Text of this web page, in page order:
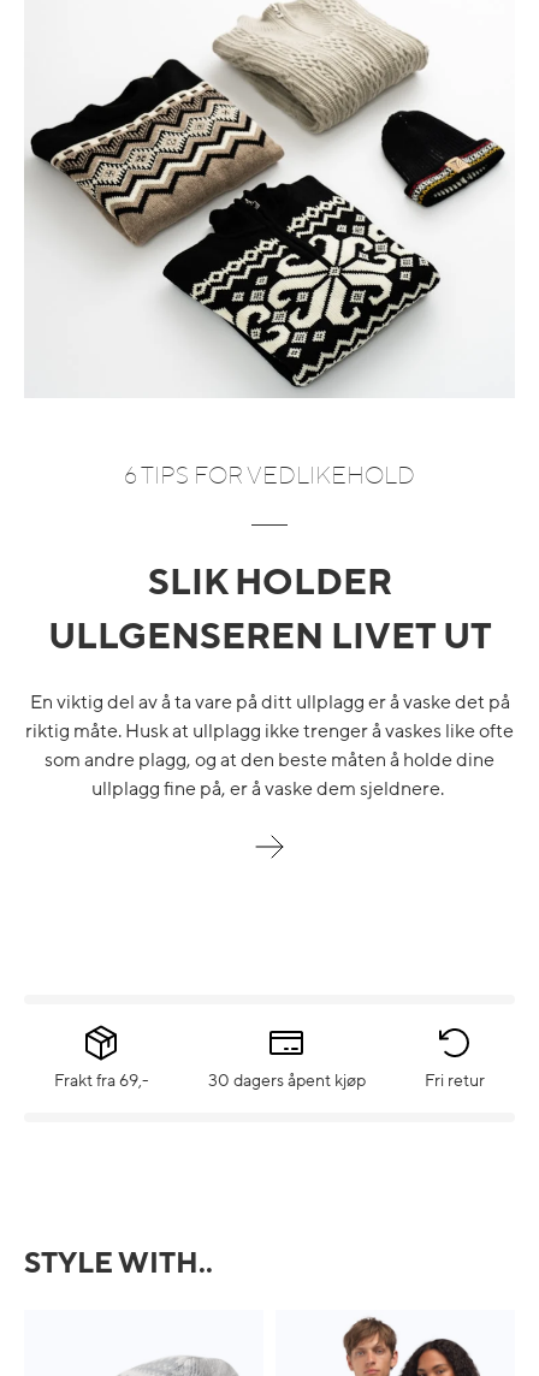
6 TIPS FOR VEDLIKEHOLD
SLIK HOLDER
ULLGENSEREN LIVET UT
En viktig del av å ta vare på ditt ullplagg er å vaske det på
riktig måte. Husk at ullplagg ikke trenger å vaskes like ofte
som andre plagg, og at den beste måten å holde dine
ullplagg fine på, er å vaske dem sjeldnere.
Frakt fra 69,- 30 dagers åpent kjøp Fri retur
STYLE WITH..